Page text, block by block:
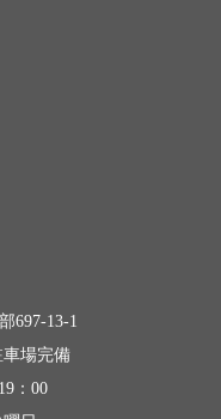
697-13-1
場完備
：00